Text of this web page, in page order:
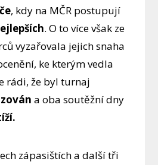
, kdy na MČR postupují
. O to více však ze
vyzařovala jejich snaha
ke kterým vedla
rádi, že byl turnaj
a oba soutěžní dny
zápasištích a další tři